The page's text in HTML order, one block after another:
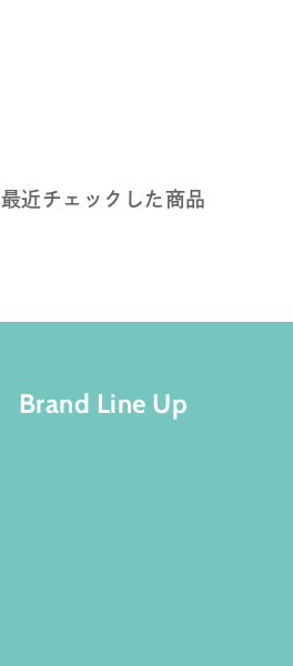
最近チェックした商品
Brand Line Up